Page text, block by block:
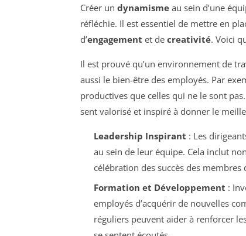
Créer un dynamisme au sein d’une
réfléchie. Il est essentiel de mettre en
d’engagement et de creativité. Voici
Il est prouvé qu’un environnement de
aussi le bien-être des employés. Par
productives que celles qui ne le sont
sent valorisé et inspiré à donner le
Leadership Inspirant : Les
au sein de leur équipe. Cela inclut
célébration des succès des membres
Formation et Développement :
employés d’acquérir de nouvelles
réguliers peuvent aider à renforcer